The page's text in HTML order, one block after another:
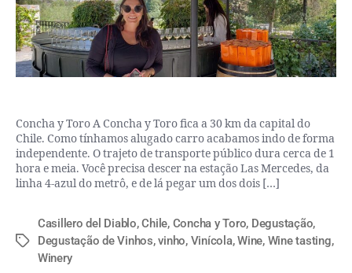
Concha y Toro A Concha y Toro fica a 30 km da capital do
Chile. Como tínhamos alugado carro acabamos indo de forma
independente. O trajeto de transporte público dura cerca de 1
hora e meia. Você precisa descer na estação Las Mercedes, da
linha 4-azul do metrô, e de lá pegar um dos dois […]
Casillero del Diablo,Chile, Concha y Toro, Degustação,
Degustação de Vinhos,vinho, Vinícola,Wine, Wine tasting,
Winery